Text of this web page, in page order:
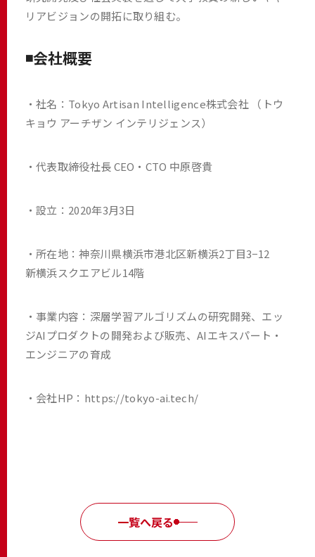
リアビジョンの開拓に取り組む。
◾️会社概要
・社名：Tokyo Artisan Intelligence株式会社 （トウ
キョウ アーチザン インテリジェンス）
・代表取締役社長 CEO・CTO 中原啓貴
・設立：2020年3月3日
・所在地：神奈川県横浜市港北区新横浜2丁目3−12
新横浜スクエアビル14階
・事業内容：深層学習アルゴリズムの研究開発、エッ
ジAIプロダクトの開発および販売、AIエキスパート・
エンジニアの育成
・会社HP： https://tokyo-ai.tech/
一覧へ戻る